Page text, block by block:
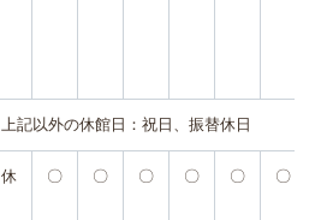
上記以外の休館日：祝日、振替休日
休 〇 〇 〇 〇 〇 〇